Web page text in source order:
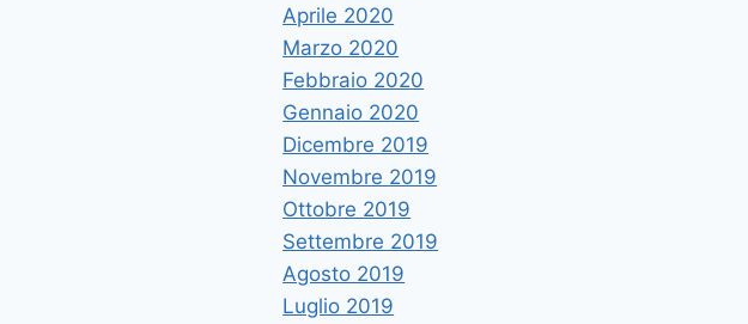
Aprile 2020
Marzo 2020
Febbraio 2020
Gennaio 2020
Dicembre 2019
Novembre 2019
Ottobre 2019
Settembre 2019
Agosto 2019
Luglio 2019